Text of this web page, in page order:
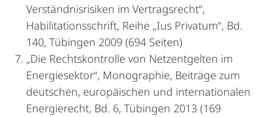
Verständnisrisiken im Vertragsrecht“,
Habilitationsschrift, Reihe „Ius Privatum“, Bd.
140, Tübingen 2009 (694 Seiten)
„Die Rechtskontrolle von Netzentgelten im
Energiesektor“, Monographie, Beiträge zum
deutschen, europäischen und internationalen
Energierecht, Bd. 6, Tübingen 2013 (169